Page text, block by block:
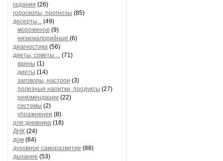
гадания (26)
гороскопы, прогнозы (85)
десерты... (49)
мороженое (9)
низкокалорийные (6)
диагностика (56)
диеты, советы ... (71)
ванны (1)
диеты (14)
заговоры, настрои (3)
полезные напитки, продукты (27)
рекомендации (22)
системы (2)
упражнения (8)
для дневника (18)
ДНК (24)
дом (64)
духовное саморазвитие (88)
дыхание (53)